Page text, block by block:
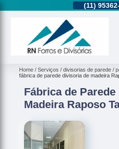
(11)
Home Serviços divisorias de parede
fábrica de parede divisoria de madeira
Fábrica de
Madeira Raposo